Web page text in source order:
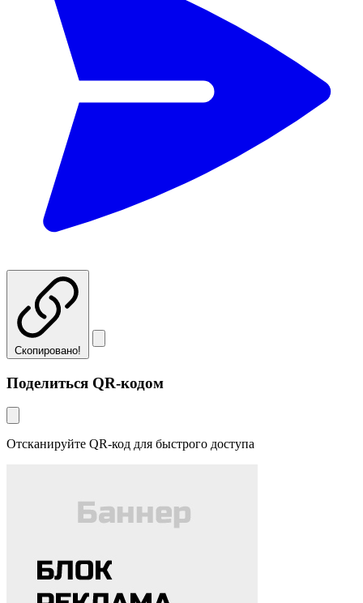
Скопировано!
Поделиться QR-кодом
Отсканируйте QR-код для быстрого доступа